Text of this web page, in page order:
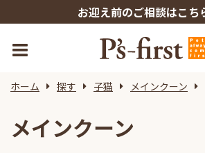
お迎え前のご相談はこち
ホーム 探す 子猫 メインクーン
メインクーン